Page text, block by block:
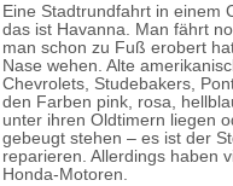
Eine Stadtrundfahrt in einem
das ist Havanna. Man fährt
man schon zu Fuß erobert
Nase wehen. Alte
Chevrolets, Studebakers,
den Farben pink, rosa,
unter ihren Oldtimern liegen
gebeugt stehen – es ist der
reparieren. Allerdings haben
Honda-Motoren.